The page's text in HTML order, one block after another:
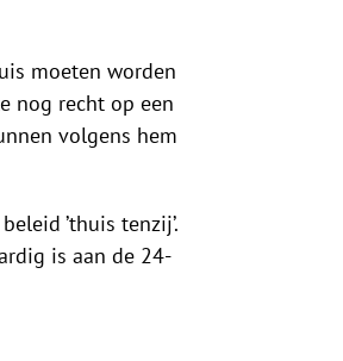
moeten worden
nog recht op een
volgens hem
’thuis tenzij’.
is aan de 24-